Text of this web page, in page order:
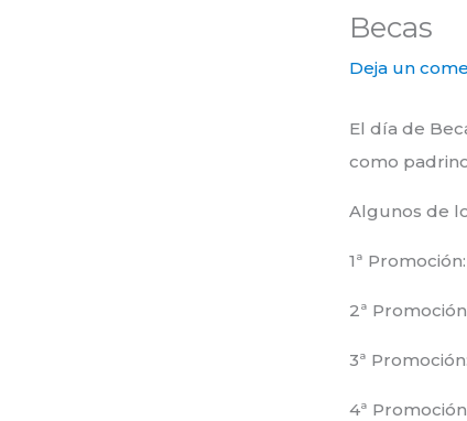
Becas
Deja un
El día de
como
Algunos de
1ª
2ª
3ª
4ª